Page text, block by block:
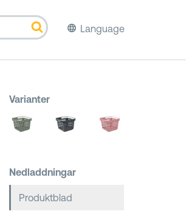
Language
Varianter
Nedladdningar
Produktblad